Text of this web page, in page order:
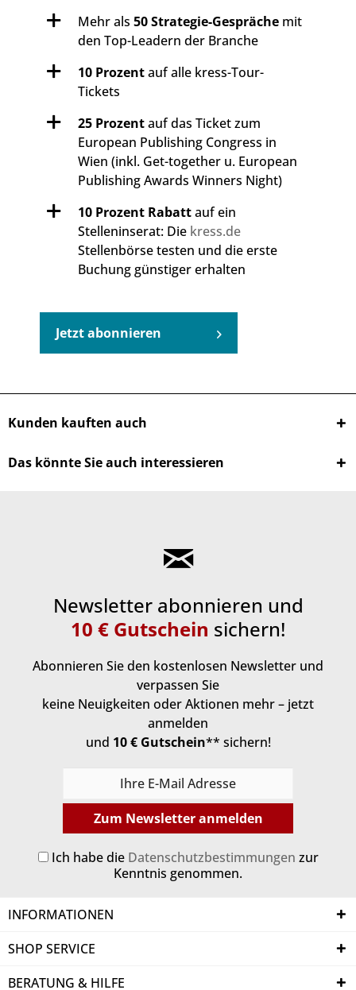
Mehr als 50 Strategie-Gespräche mit
den Top-Leadern der Branche
10 Prozentauf alle kress-Tour-
Tickets
25 Prozentauf das Ticket zum
European Publishing Congress in
Wien (inkl. Get-together u. European
Publishing Awards Winners Night)
10 Prozent Rabattauf ein
Stelleninserat: Die kress.de
Stellenbörse testen und die erste
Buchung günstiger erhalten
Jetzt abonnieren
Kunden kauften auch
Das könnte Sie auch interessieren
Newsletter abonnieren und
10 € Gutschein sichern!
Abonnieren Sie den kostenlosen Newsletter und
verpassen Sie
keine Neuigkeiten oder Aktionen mehr – jetzt
anmelden
und 10 € Gutschein** sichern!
Zum Newsletter anmelden
Ich habe die Datenschutzbestimmungen zur
Kenntnis genommen.
INFORMATIONEN
SHOP SERVICE
BERATUNG & HILFE